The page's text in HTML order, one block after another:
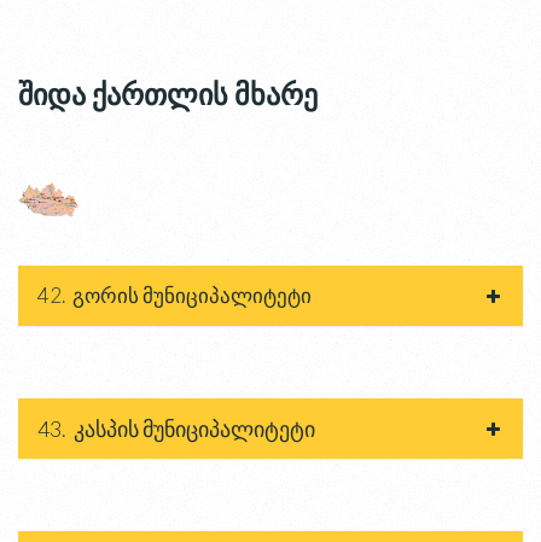
შიდა ქართლის მხარე
42. გორის მუნიციპალიტეტი
43. კასპის მუნიციპალიტეტი